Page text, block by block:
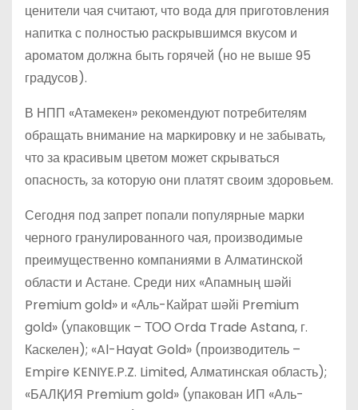
ценители чая считают, что вода для приготовления
напитка с полностью раскрывшимся вкусом и
ароматом должна быть горячей (но не выше 95
градусов).
В НПП «Атамекен» рекомендуют потребителям
обращать внимание на маркировку и не забывать,
что за красивым цветом может скрываться
опасность, за которую они платят своим здоровьем.
Сегодня под запрет попали популярные марки
черного гранулированного чая, производимые
преимущественно компаниями в Алматинской
области и Астане. Среди них «Апамның шәйі
Premium gold» и «Аль-Кайрат шәйі Premium
gold» (упаковщик – ТОО Orda Trade Astana, г.
Каскелен); «Al-Hayat Gold» (производитель –
Empire KENIYE.P.Z. Limited, Алматинская область);
«БАЛҚИЯ Premium gold» (упакован ИП «Аль-